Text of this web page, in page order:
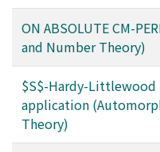
ON ABSOLUTE CM-
and Number Theory)
$S$-Hardy-Littlewood
application
Theory)